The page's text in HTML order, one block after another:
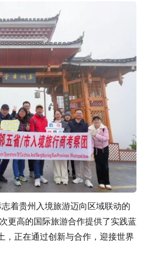
着贵州入境旅游迈向区域联动的
更高的国际旅游合作提供了实践蓝
，正在通过创新与合作，迎接世界